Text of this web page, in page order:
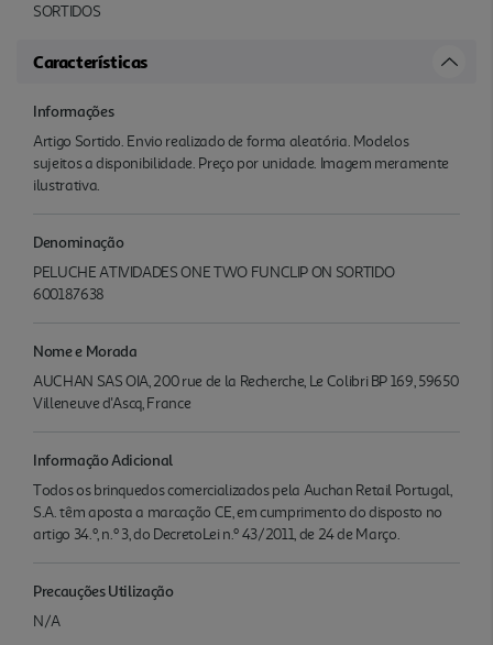
SORTIDOS
Características
Informações
Artigo Sortido. Envio realizado de forma aleatória. Modelos
sujeitos a disponibilidade. Preço por unidade. Imagem meramente
ilustrativa.
Denominação
PELUCHE ATIVIDADES ONE TWO FUNCLIP ON SORTIDO
600187638
Nome e Morada
AUCHAN SAS OIA, 200 rue de la Recherche, Le Colibri BP 169, 59650
Villeneuve d'Ascq, France
Informação Adicional
Todos os brinquedos comercializados pela Auchan Retail Portugal,
S.A. têm aposta a marcação CE, em cumprimento do disposto no
artigo 34.º, n.º 3, do DecretoLei n.º 43/2011, de 24 de Março.
Precauções Utilização
N/A